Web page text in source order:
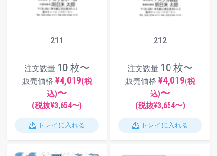
211
注文数量 10 枚〜
販売価格 ¥4,019(税
込)〜
(税抜¥3,654〜)
トレイに入れる
212
注文数量 10 枚〜
販売価格 ¥4,019(税
込)〜
(税抜¥3,654〜)
トレイに入れる